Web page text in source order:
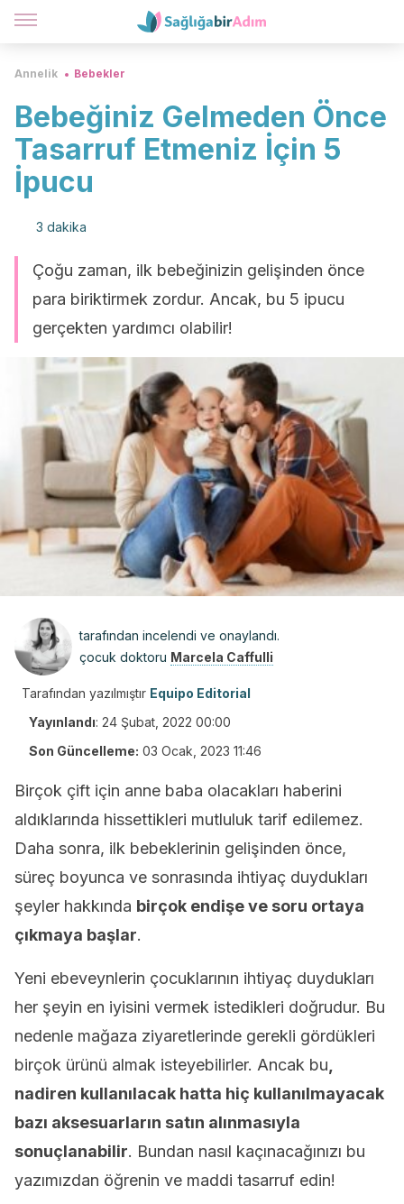
Annelik Bebekler
Bebeğiniz Gelmeden Önce
Tasarruf Etmeniz İçin 5
İpucu
3 dakika
Çoğu zaman, ilk bebeğinizin gelişinden önce
para biriktirmek zordur. Ancak, bu 5 ipucu
gerçekten yardımcı olabilir!
tarafından incelendi ve onaylandı.
çocuk doktoru Marcela Caffulli
Tarafından yazılmıştır Equipo Editorial
Yayınlandı: 24 Şubat, 2022 00:00
Son Güncelleme: 03 Ocak, 2023 11:46
Birçok çift için anne baba olacakları haberini
aldıklarında hissettikleri mutluluk tarif edilemez.
Daha sonra, ilk bebeklerinin gelişinden önce,
süreç boyunca ve sonrasında ihtiyaç duydukları
şeyler hakkında birçok endişe ve soru ortaya
çıkmaya başlar.
Yeni ebeveynlerin çocuklarının ihtiyaç duydukları
her şeyin en iyisini vermek istedikleri doğrudur. Bu
nedenle mağaza ziyaretlerinde gerekli gördükleri
birçok ürünü almak isteyebilirler. Ancak bu
nadiren kullanılacak hatta hiç kullanılmayacak
bazı aksesuarların satın alınmasıyla
sonuçlanabilir. Bundan nasıl kaçınacağınızı bu
yazımızdan öğrenin ve maddi tasarruf edin!